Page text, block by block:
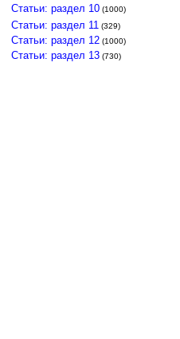
Статьи: раздел 10 (1000)
Статьи: раздел 11 (329)
Статьи: раздел 12 (1000)
Статьи: раздел 13 (730)